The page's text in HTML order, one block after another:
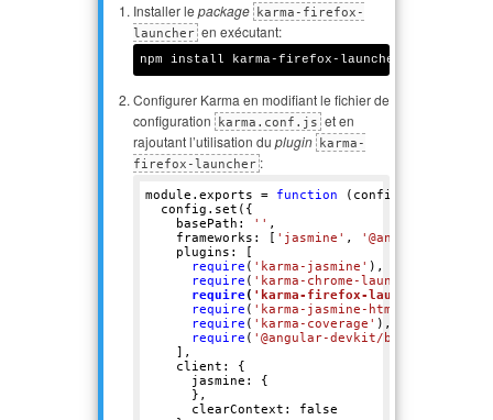
Installer le package
karma-firefox-
launcher en exécutant:
Configurer Karma en modifiant le fichier de
configuration
karma.conf.js et en
rajoutant l’utilisation du plugin
karma-
firefox-launcher :
module.exports = function (config)
  config.set({
    basePath:
'' ,
    frameworks: [
'jasmine' ,
'@angular-
    plugins: [
require ( 'karma-jasmine' ),
require ( 'karma-chrome-launcher'
require( 'karma-firefox-launcher'
require ( 'karma-jasmine-html-reporter'
require ( 'karma-coverage' ),
require ( '@angular-devkit/build-
    ],
    client: {
      jasmine: {
      },
      clearContext:
false